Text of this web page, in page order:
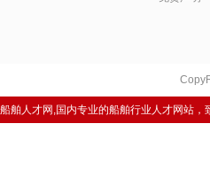
船舶人才网,国内专业的船舶行业人才网站